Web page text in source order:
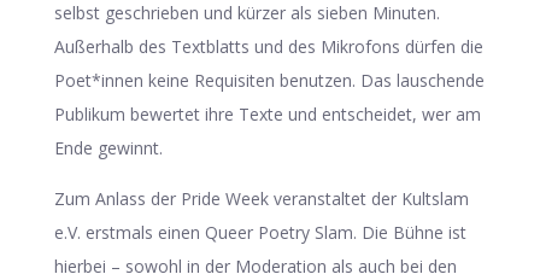
selbst geschrieben und kürzer als sieben Minuten.
Außerhalb des Textblatts und des Mikrofons dürfen die
Poet*innen keine Requisiten benutzen. Das lauschende
Publikum bewertet ihre Texte und entscheidet, wer am
Ende gewinnt.
Zum Anlass der Pride Week veranstaltet der Kultslam
e.V. erstmals einen Queer Poetry Slam. Die Bühne ist
hierbei – sowohl in der Moderation als auch bei den